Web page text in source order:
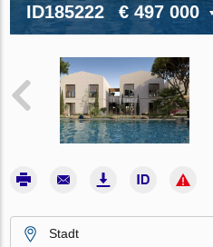
ID185222 € 497 000
Stadt